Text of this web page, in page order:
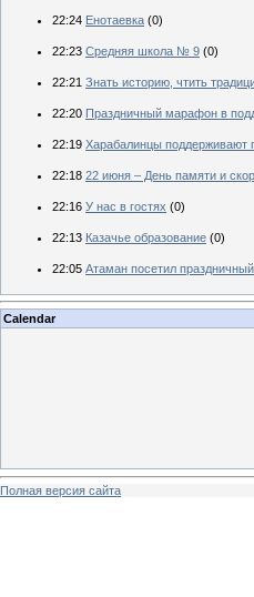
22:24 Енотаевка (0)
22:23 Средняя школа № 9 (0)
22:21 Знать историю, чтить
22:20 Праздничный марафон в
22:19 Харабалинцы поддерживают
22:18 22 июня – День памяти и
22:16 У нас в гостях (0)
22:13 Казачье образование (0)
22:05 Атаман посетил
Calendar
Полная версия сайта